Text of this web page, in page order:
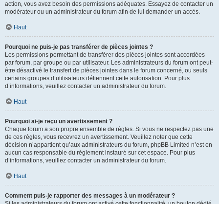
action, vous avez besoin des permissions adéquates. Essayez de contacter un
modérateur ou un administrateur du forum afin de lui demander un accès.
Haut
Pourquoi ne puis-je pas transférer de pièces jointes ?
Les permissions permettant de transférer des pièces jointes sont accordées
par forum, par groupe ou par utilisateur. Les administrateurs du forum ont peut-
être désactivé le transfert de pièces jointes dans le forum concerné, ou seuls
certains groupes d’utilisateurs détiennent cette autorisation. Pour plus
d’informations, veuillez contacter un administrateur du forum.
Haut
Pourquoi ai-je reçu un avertissement ?
Chaque forum a son propre ensemble de règles. Si vous ne respectez pas une
de ces règles, vous recevrez un avertissement. Veuillez noter que cette
décision n’appartient qu’aux administrateurs du forum, phpBB Limited n’est en
aucun cas responsable du règlement instauré sur cet espace. Pour plus
d’informations, veuillez contacter un administrateur du forum.
Haut
Comment puis-je rapporter des messages à un modérateur ?